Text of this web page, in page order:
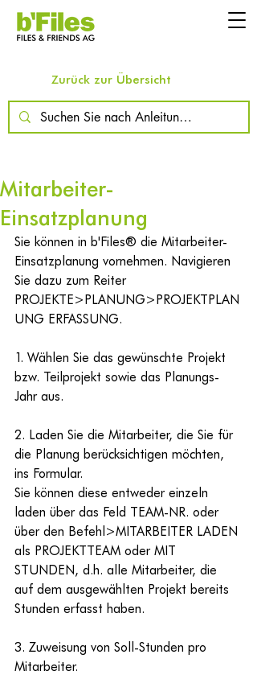
Zurück zur Übersicht
Mitarbeiter-
Einsatzplanung
Sie können in b'Files® die Mitarbeiter-
Einsatzplanung vornehmen. Navigieren
Sie dazu zum Reiter
PROJEKTE>PLANUNG>PROJEKTPLAN
UNG ERFASSUNG.
1. Wählen Sie das gewünschte Projekt
bzw. Teilprojekt sowie das Planungs-
Jahr aus.
2. Laden Sie die Mitarbeiter, die Sie für
die Planung berücksichtigen möchten,
ins Formular.
Sie können diese entweder einzeln
laden über das Feld TEAM-NR. oder
über den Befehl>MITARBEITER LADEN
als PROJEKTTEAM oder MIT
STUNDEN, d.h. alle Mitarbeiter, die
auf dem ausgewählten Projekt bereits
Stunden erfasst haben.
3. Zuweisung von Soll-Stunden pro
Mitarbeiter.